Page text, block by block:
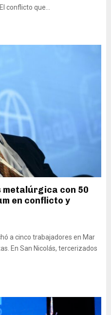
conflicto que...
con 50
en conflicto y
a cinco trabajadores en Mar
En San Nicolás, tercerizados